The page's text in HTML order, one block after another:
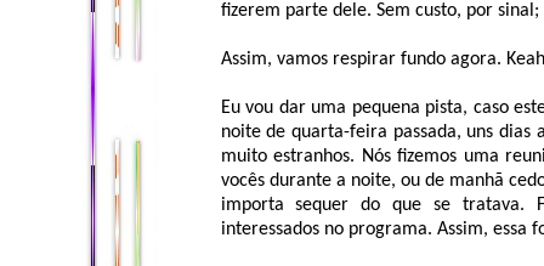
fizerem parte dele. Sem custo, por
Assim, vamos respirar fundo agora.
Eu vou dar uma pequena pista, caso
noite de quarta-feira passada, uns
muito estranhos. Nós fizemos uma
vocês durante a noite, ou de manhã
importa sequer do que se tratava.
interessados no programa. Assim, essa